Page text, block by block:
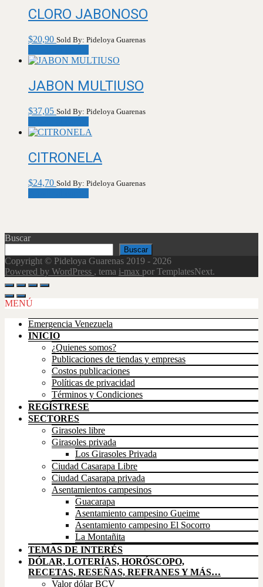
CLORO JABONOSO
$20,90 Sold By: Pideloya Guarenas
JABON MULTIUSO
$37,05 Sold By: Pideloya Guarenas
CITRONELA
$24,70 Sold By: Pideloya Guarenas
Buscar
Buscar
Copyright © Pideloya Guarenas 2019 - 2026
Powered by WordPress , tema i-max por TemplatesNext.
Scroll
Up
MENÚ
Emergencia Venezuela
INICIO
¿Quienes somos?
Publicaciones de tiendas y empresas
Costos publicaciones
Políticas de privacidad
Términos y Condiciones
REGÍSTRESE
SECTORES
Girasoles libre
Girasoles privada
Los Girasoles Privada
Ciudad Casarapa Libre
Ciudad Casarapa privada
Asentamientos campesinos
Guacarapa
Asentamiento campesino Gueime
Asentamiento campesino El Socorro
La Montañita
TEMAS DE INTERÉS
DÓLAR, LOTERÍAS, HORÓSCOPO,
RECETAS, RESEÑAS, REFRANES Y MÁS…
Valor dólar BCV